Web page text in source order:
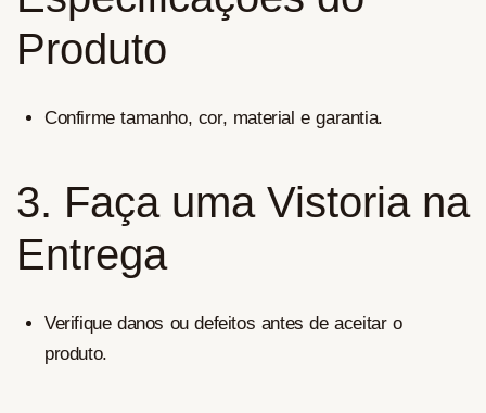
Produto
Confirme tamanho, cor, material e garantia.
3. Faça uma Vistoria na
Entrega
Verifique danos ou defeitos antes de aceitar o
produto.